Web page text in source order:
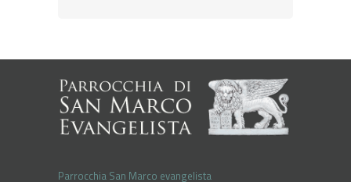
Parrocchia San Marco evangelista